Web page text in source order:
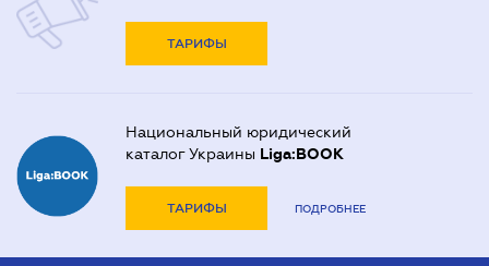
ТАРИФЫ
Национальный юридический
каталог Украины Liga:BOOK
ТАРИФЫ ПОДРОБНЕЕ